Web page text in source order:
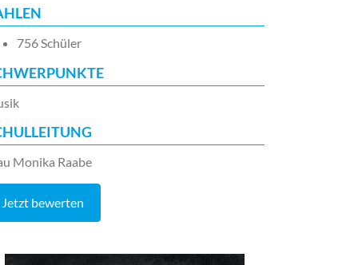
756 Schüler
Monika Raabe
Jetzt bewerten